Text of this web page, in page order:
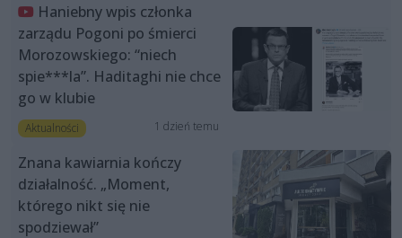
Haniebny wpis członka
zarządu Pogoni po śmierci
Morozowskiego: “niech
spie***la”. Haditaghi nie chce
go w klubie
Aktualności 1 dzień temu
Znana kawiarnia kończy
działalność. „Moment,
którego nikt się nie
spodziewał”